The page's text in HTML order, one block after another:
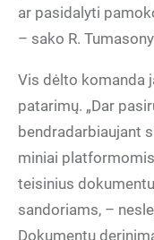
ar pasidalyti
– sako R.
Vis dėlto komanda
patarimų. „Dar
bendradarbiaujant
miniai
teisinius
sandoriams, –
Dokumentų